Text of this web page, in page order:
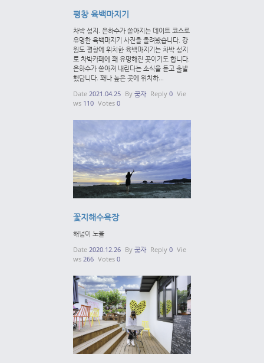
평창 육백마지기
차박 성지. 은하수가 쏟아지는 데이트 코스로
유명한 육백마지기 사진을 올려봤습니다. 강
원도 평창에 위치한 육백마지기는 차박 성지
로 차박카페에 꽤 유명해진 곳이기도 합니다.
은하수가 쏟아져 내린다는 소식을 듣고 출발
했답니다. 꽤나 높은 곳에 위치하...
Date 2021.04.25 By 꿈자 Reply 0 Vie
ws 110 Votes 0
꽃지해수욕장
해넘이 노을
Date 2020.12.26 By 꿈자 Reply 0 Vie
ws 266 Votes 0